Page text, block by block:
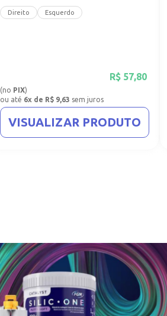
Direito Esquerdo
R$ 57,80
(no PIX)
ou até 6x de R$ 9,63 sem juros
VISUALIZAR PRODUTO